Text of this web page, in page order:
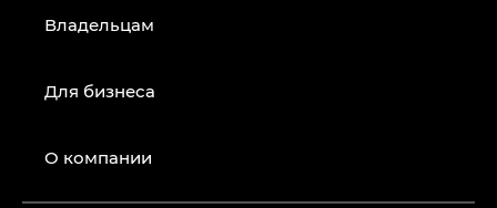
Владельцам
Для бизнеса
О компании